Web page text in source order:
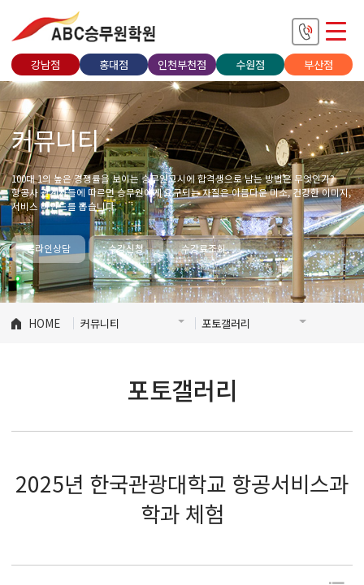
강남점 홍대점 인천부천점 수원점 부산점
커뮤니티
100대 1의 높은 경쟁률을 보이는 승무원고시에 합격생으로 남는 방법은 무엇인가?
항공사 관계자들에 따르면 승무원에게 요구되는 자질은 아름다운 미소, 건강한 이미지,
서비스 마인드를 뽑습니다.
온라인상담 수강신청 수강료조회
HOME 커뮤니티 포토갤러리
포토갤러리
2025년 한국관광대학교 항공서비스과
학과 체험